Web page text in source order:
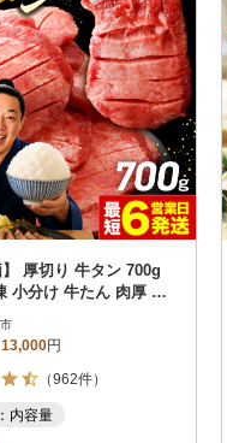
】 厚切り 牛タン 700g
小分け 牛たん 肉厚 仙
13,000円
（962件）
内容量